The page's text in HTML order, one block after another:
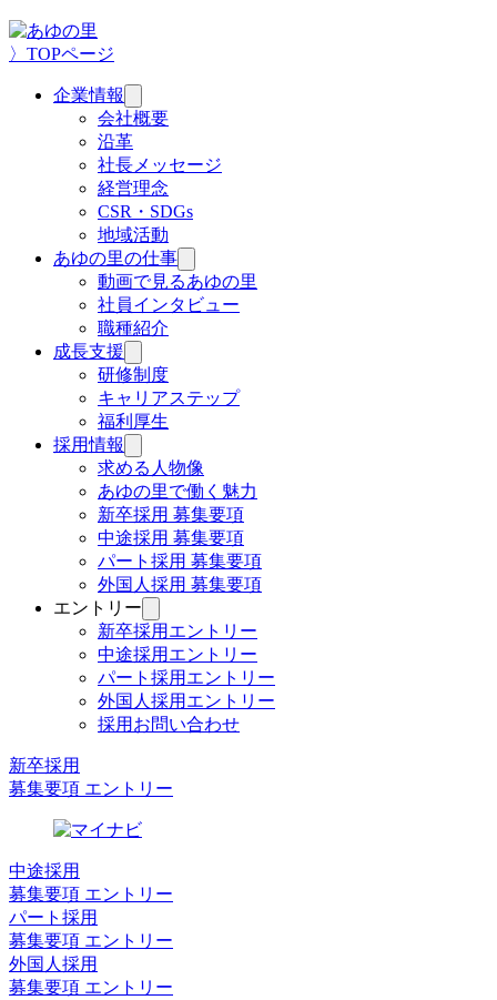
〉TOPページ
企業情報
ブ
ニ
ュ
ー
を
開
く
会社概要
沿革
社長メッセージ
経営理念
CSR・SDGs
地域活動
あゆの里の仕事
ブ
メ
開
動画で見るあゆの里
社員インタビュー
職種紹介
成長支援
ブ
メ
ニ
ュ
ー
を
開
く
研修制度
キャリアステップ
福利厚生
採用情報
ブ
メ
ニ
ュ
ー
を
開
く
求める人物像
あゆの里で働く魅力
新卒採用 募集要項
中途採用 募集要項
パート採用 募集要項
外国人採用 募集要項
エントリー
ブ
メ
ニ
ュ
ー
を
新卒採用エントリー
中途採用エントリー
パート採用エントリー
外国人採用エントリー
採用お問い合わせ
新卒採用
募集要項 エントリー
中途採用
募集要項 エントリー
パート採用
募集要項 エントリー
外国人採用
募集要項 エントリー